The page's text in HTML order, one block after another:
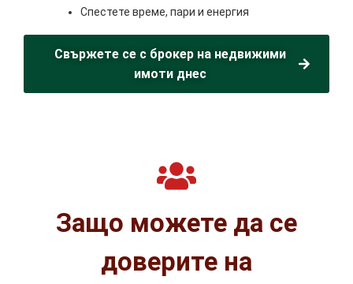
Спестете време, пари и енергия
Свържете се с брокер на недвижими
имоти днес
Защо можете да се
доверите на